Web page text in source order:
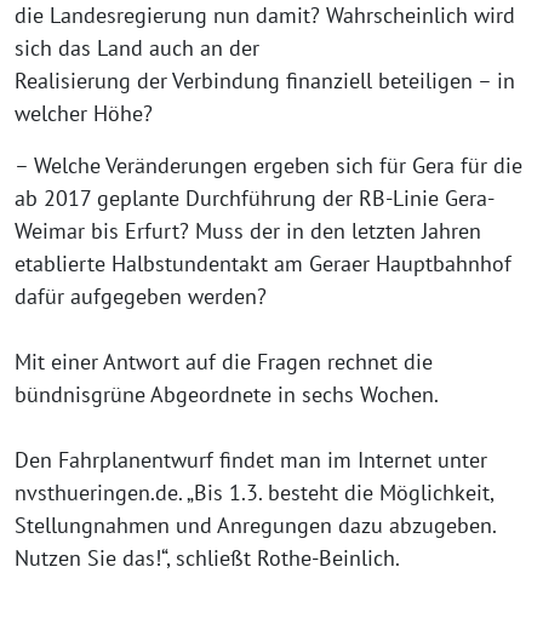
die Landesregierung nun damit? Wahrscheinlich wird
sich das Land auch an der
Realisierung der Verbindung finanziell beteiligen – in
welcher Höhe?
– Welche Veränderungen ergeben sich für Gera für die
ab 2017 geplante Durchführung der RB-Linie Gera-
Weimar bis Erfurt? Muss der in den letzten Jahren
etablierte Halbstundentakt am Geraer Hauptbahnhof
dafür aufgegeben werden?
Mit einer Antwort auf die Fragen rechnet die
bündnisgrüne Abgeordnete in sechs Wochen.
Den Fahrplanentwurf findet man im Internet unter
nvsthueringen.de. „Bis 1.3. besteht die Möglichkeit,
Stellungnahmen und Anregungen dazu abzugeben.
Nutzen Sie das!“, schließt Rothe-Beinlich.